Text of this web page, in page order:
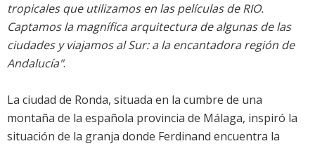
tropicales que utilizamos en las películas de RIO.
Captamos la magnífica arquitectura de algunas de las
ciudades y viajamos al Sur: a la encantadora región de
Andalucía".
La ciudad de Ronda, situada en la cumbre de una
montaña de la española provincia de Málaga, inspiró la
situación de la granja donde Ferdinand encuentra la